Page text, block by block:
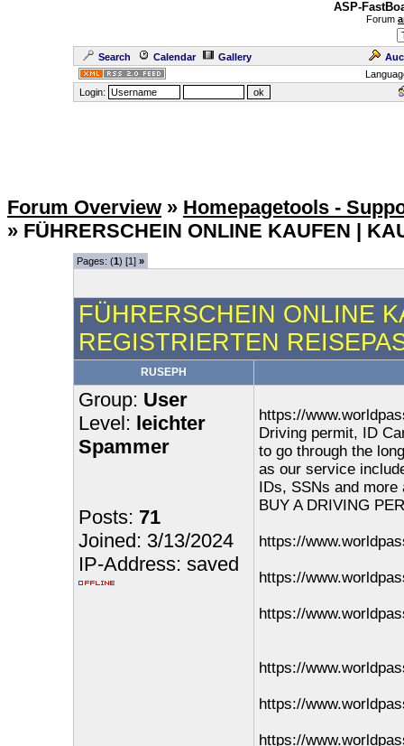
ASP-
Forum
Search Calendar Gallery
Login:
Forum Overview » Homepagetools -
» FÜHRERSCHEIN ONLINE KAUFEN |
Pages: (1) [1] »
FÜHRERSCHEIN ONLINE
REGISTRIERTEN
RUSEPH
Group: User
Level: leichter
Spammer
Posts: 71
Joined: 3/13/2024
IP-Address: saved
https://
Driving permit, ID
to go through the
as our service
IDs, SSNs and more
BUY A DRIVING
https://
https://
https://
https://
https://
https://